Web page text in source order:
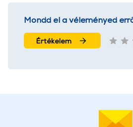
Mondd el a véleményed
Értékelem